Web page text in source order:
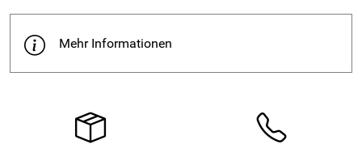
Mehr Informationen